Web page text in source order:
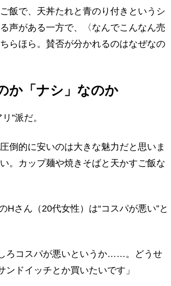
飯で、天丼たれと青のり付きというシ
声がある一方で、〈なんでこんなん売
らほら。賛否が分かれるのはなぜなの
か「ナシ」なのか
”派だ。
倒的に安いのは大きな魅力だと思いま
。カップ麺や焼きそばと天かすご飯な
さん（20代女性）は“コスパが悪い”と
ろコスパが悪いというか……。どうせ
ドイッチとか買いたいです」